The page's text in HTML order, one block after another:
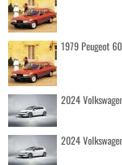
1979 Peugeot
2024
2024